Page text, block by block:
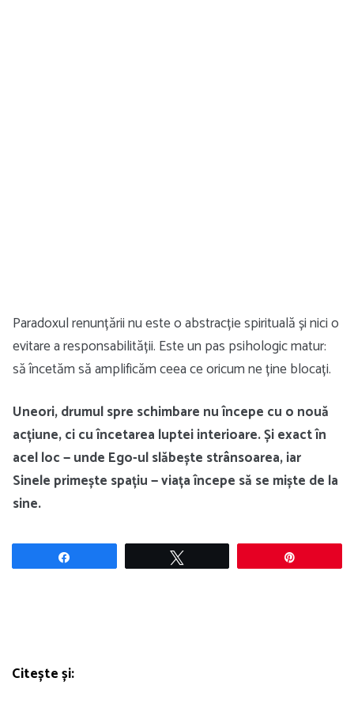
Paradoxul renunțării nu este o abstracție spirituală și nici o
evitare a responsabilității. Este un pas psihologic matur:
să încetăm să amplificăm ceea ce oricum ne ține blocați.
Uneori, drumul spre schimbare nu începe cu o nouă
acțiune, ci cu încetarea luptei interioare. Și exact în
acel loc — unde Ego-ul slăbește strânsoarea, iar
Sinele primește spațiu — viața începe să se miște de la
sine.
Citește și: